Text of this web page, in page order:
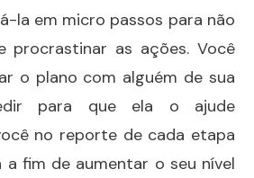
la em micro passos para não
procrastinar as ações. Você
o plano com alguém de sua
para que ela o ajude
no reporte de cada etapa
a fim de aumentar o seu nível